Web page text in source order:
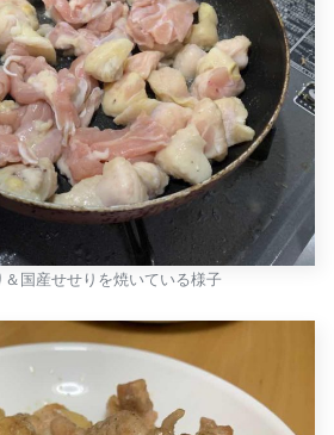
＆国産せせりを焼いている様子